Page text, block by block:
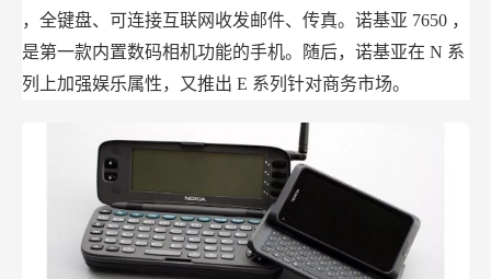
，全键盘、可连接互联网收发邮件、传真。诺基亚 7650 ，
是第一款内置数码相机功能的手机。随后，诺基亚在 N 系
列上加强娱乐属性，又推出 E 系列针对商务市场。